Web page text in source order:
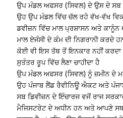
ਉਪ ਮੰਡਲ ਅਫਸਰ (ਸਿਵਲ) ਦੇ ਉਸ ਦੇ ਸਬ
ਉਹ ਉਪ ਮੰਡਲ ਵਿੱਚ ਚੱਲ ਰਹੇ ਵੱਖ-ਵੱਖ
ਡਵੀਜ਼ਨ ਵਿੱਚ ਮਾਲ ਪ੍ਰਸ਼ਾਸਨ ਅਤੇ
ਮਾਲ ਏਜੰਸੀ ਦੇ ਕੰਮ ਦੀ ਨਿਗਰਾਨੀ ਕਰਦੇ
ਕੋਈ ਵੀ ਇਸ ਤੱਥ ਤੋਂ ਇਨਕਾਰ ਨਹੀਂ
ਸੁਤੰਤਰ ਰੂਪ ਵਿੱਚ ਲੈਣਾ ਚਾਹੀਦਾ ਹੈ
ਉਪ ਮੰਡਲ ਅਫਸਰ (ਸਿਵਲ) ਨੂੰ ਜ਼ਮੀਨ ਦੇ
ਉਹ ਪੰਜਾਬ ਲੈਂਡ ਰੈਵੀਨਿਊ ਐਕਟ ਅਤੇ
ਸਬ ਡਿਵੀਜ਼ਨ ਦੇ ਇੰਚਾਰਜ ਵਜੋਂ ਰਾਜ
ਮੈਜਿਸਟਰੇਟ ਦੇ ਅਧੀਨ ਹਨ ਅਤੇ ਆਪਣੇ